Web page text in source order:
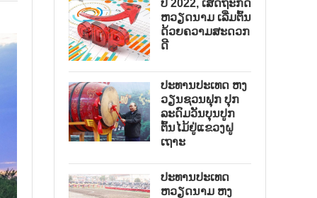
ປີ 2022, ເສດຖະກິດ
ຫວຽດນາມ ເລີ່ມຕົ້ນ
ດ້ວຍຄວາມສະດວກ
ດີ
ປະທານປະເທດ ຫງ
ວຽນຊວນຟຸກ ປຸກ
ລະດົມວັນບຸນປູກ
ຕົ້ນໄມ້ຢູ່ແຂວງຝູ
ເຖາະ
ປະທານປະເທດ
ຫວຽດນາມ ຫງ